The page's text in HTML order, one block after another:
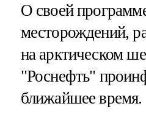
О своей
месторождений,
на арктическом
"Роснефть"
ближайшее время.